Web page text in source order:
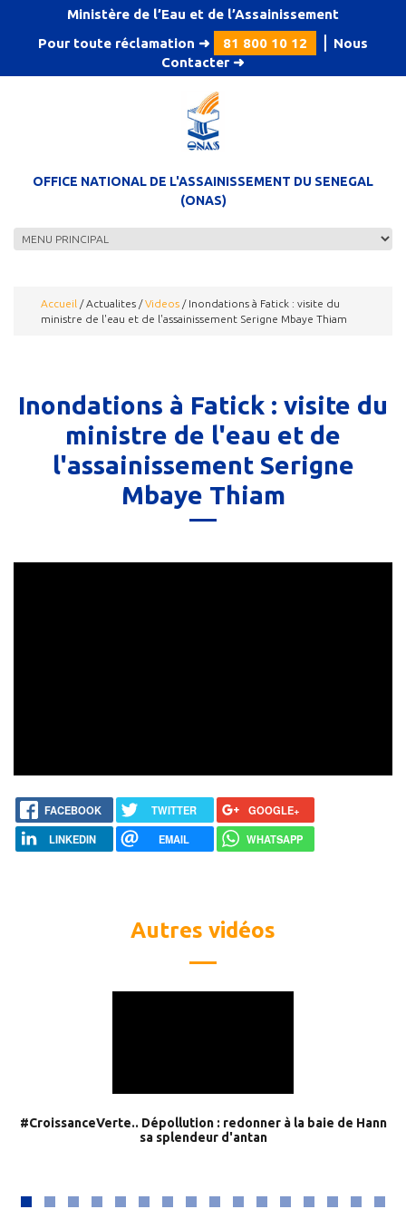
Aller au contenu principal
Ministère de l’Eau et de l’Assainissement
Pour toute réclamation ➜
81 800 10 12
Nous
Contacter ➜
OFFICE NATIONAL DE L'ASSAINISSEMENT DU SENEGAL
(ONAS)
Accueil / Actualites / Videos / Inondations à Fatick : visite du
ministre de l'eau et de l'assainissement Serigne Mbaye Thiam
Inondations à Fatick : visite du
ministre de l'eau et de
l'assainissement Serigne
Mbaye Thiam
FACEBOOK TWITTER
GOOGLE+
LINKEDIN
EMAIL WHATSAPP
Autres vidéos
#CroissanceVerte.. Dépollution : redonner à la baie de Hann
sa splendeur d'antan